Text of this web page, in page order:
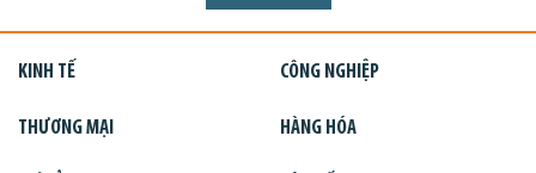
KINH TẾ CÔNG NGHIỆP
THƯƠNG MẠI HÀNG HÓA